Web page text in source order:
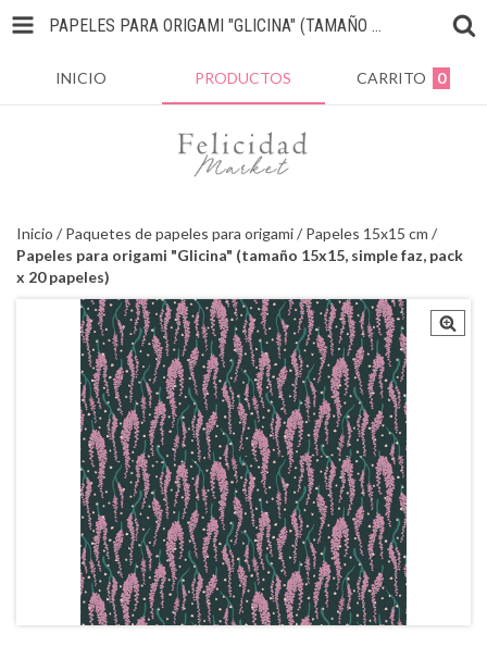
PAPELES PARA ORIGAMI "GLICINA" (TAMAÑO 15X15, SIMPLE FAZ, PACK X 20 PAPELES)
INICIO PRODUCTOS CARRITO 0
Inicio / Paquetes de papeles para origami/ Papeles 15x15 cm /
Papeles para origami "Glicina" (tamaño 15x15, simple faz, pack
x 20 papeles)